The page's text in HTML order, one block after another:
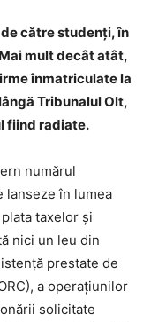
către studenţi, în
mult decât atât,
înmatriculate la
Tribunalul Olt,
fiind radiate.
numărul
lanseze în lumea
taxelor şi
nici un leu din
prestate de
a operaţiunilor
solicitate